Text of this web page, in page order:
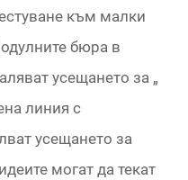
към малки
бюра в
усещането за „
линия с
усещането за
могат да текат